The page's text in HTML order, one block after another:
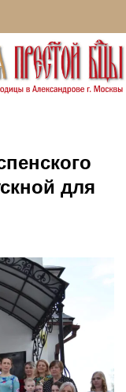
для